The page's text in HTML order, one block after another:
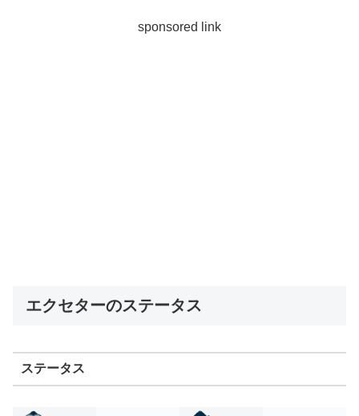
sponsored link
エクセターのステータス
ステータス